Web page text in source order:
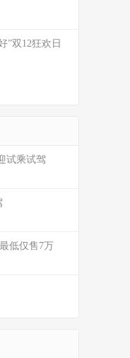
”双12狂欢日
试乘试驾
低仅售7万